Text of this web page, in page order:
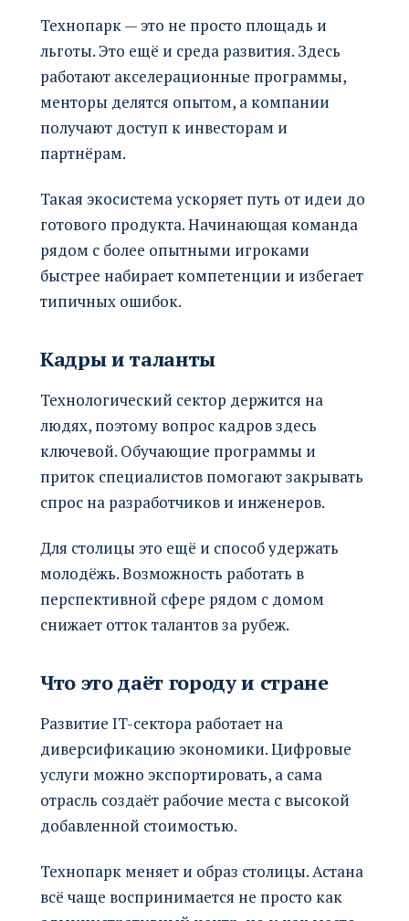
Технопарк — это не просто площадь и
льготы. Это ещё и среда развития. Здесь
работают акселерационные программы,
менторы делятся опытом, а компании
получают доступ к инвесторам и
партнёрам.
Такая экосистема ускоряет путь от идеи до
готового продукта. Начинающая команда
рядом с более опытными игроками
быстрее набирает компетенции и избегает
типичных ошибок.
Кадры и таланты
Технологический сектор держится на
людях, поэтому вопрос кадров здесь
ключевой. Обучающие программы и
приток специалистов помогают закрывать
спрос на разработчиков и инженеров.
Для столицы это ещё и способ удержать
молодёжь. Возможность работать в
перспективной сфере рядом с домом
снижает отток талантов за рубеж.
Что это даёт городу и стране
Развитие IT-сектора работает на
диверсификацию экономики. Цифровые
услуги можно экспортировать, а сама
отрасль создаёт рабочие места с высокой
добавленной стоимостью.
Технопарк меняет и образ столицы. Астана
всё чаще воспринимается не просто как